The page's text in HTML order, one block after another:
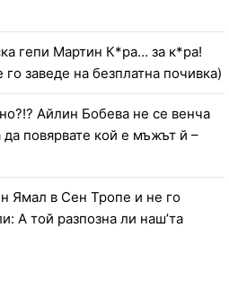
гепи Мартин К*ра… за к*ра!
заведе на безплатна почивка)
Айлин Бобева не се венча
повярвате кой е мъжът й –
Ямал в Сен Тропе и не го
А той разпозна ли наш’та